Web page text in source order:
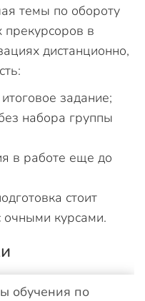
темы по обороту
прекурсоров в
дистанционно,
задание;
набора группы
в работе еще до
стоит
очными курсами.
обучения по